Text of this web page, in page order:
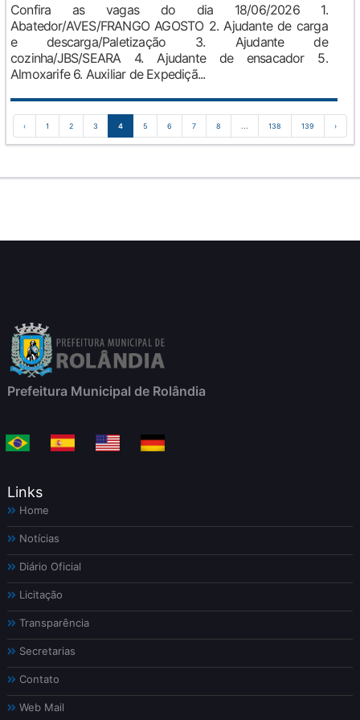
Confira as vagas do dia 18/06/2026 1.
Abatedor/AVES/FRANGO AGOSTO 2. Ajudante de carga
e descarga/Paletização 3. Ajudante de
cozinha/JBS/SEARA 4. Ajudante de ensacador 5.
Almoxarife 6. Auxiliar de Expediçã...
‹ 1 2 3 4 5 6 7 8 ... 138 139 ›
Prefeitura Municipal de Rolândia
Links
Home
Notícias
Diário Oficial
Licitação
Transparência
Secretarias
Contato
Web Mail